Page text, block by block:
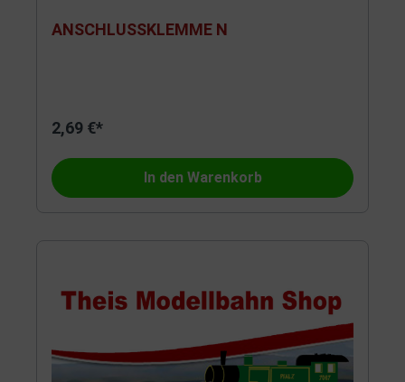
ANSCHLUSSKLEMME N
2,69 €*
In den Warenkorb